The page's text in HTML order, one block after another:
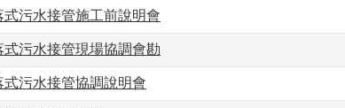
式污水接管施工前說明會
式污水接管現場協調會勘
污水接管協調說明會